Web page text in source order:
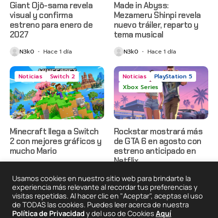
Giant Ojō-sama revela
visual y confirma
estreno para enero de
2027
N3k0 Hace 1 día
Made in Abyss:
Mezameru Shinpi revela
nuevo tráiler, reparto y
tema musical
N3k0 Hace 1 día
Noticias Switch 2
Minecraft llega a Switch
2 con mejores gráficos y
mucho Mario
Noticias
PlayStation 5
Xbox Series
Rockstar mostrará más
de GTA 6 en agosto con
estreno anticipado en
Netflix
N3k0 Hace 2 días
2025 © Degeneraciónx.com | Anime, Games & Nothing
Usamos cookies en nuestro sitio web para brindarte la
experiencia más relevante al recordar tus preferencias y
visitas repetidas. Al hacer clic en "Aceptar", aceptas el uso
de TODAS las cookies. Puedes leer acerca de nuestra
Política de Privacidad y del uso de Cookies Aquí